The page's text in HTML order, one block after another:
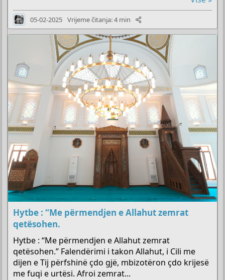
05-02-2025 Vrijeme čitanja: 4 min
Hytbe : “Me përmendjen e Allahut zemrat
qetësohen.
Hytbe : “Me përmendjen e Allahut zemrat
qetësohen.” Falendërimi i takon Allahut, i Cili me
dijen e Tij përfshinë çdo gjë, mbizotëron çdo krijesë
me fuqi e urtësi. Afroi zemrat...